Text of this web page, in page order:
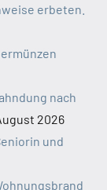
erbeten.
nach
2026
und